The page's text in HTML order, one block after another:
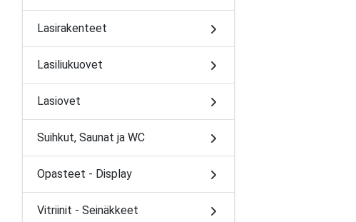
Lasirakenteet
Lasiliukuovet
Lasiovet
Suihkut, Saunat ja WC
Opasteet - Display
Vitriinit - Seinäkkeet